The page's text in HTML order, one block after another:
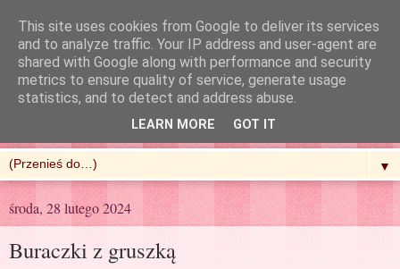
R'n'G Kitchen
▼
środa, 28 lutego 2024
Buraczki z gruszką
This site uses cookies from Google to deliver its services
and to analyze traffic. Your IP address and user-agent are
shared with Google along with performance and security
metrics to ensure quality of service, generate usage
statistics, and to detect and address abuse.
LEARN MORE GOT IT